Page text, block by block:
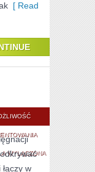
[ Read
MAKIJAŻ
KROK
WYŁĄCZONA
w